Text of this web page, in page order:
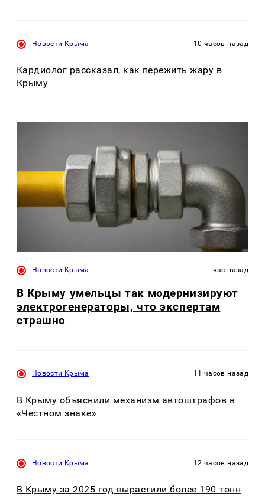
Новости Крыма 10 часов назад
Кардиолог рассказал, как пережить жару в
Крыму
Новости Крыма час назад
В Крыму умельцы так модернизируют
электрогенераторы, что экспертам
страшно
Новости Крыма 11 часов назад
В Крыму объяснили механизм автоштрафов в
«Честном знаке»
Новости Крыма 12 часов назад
В Крыму за 2025 год вырастили более 190 тонн